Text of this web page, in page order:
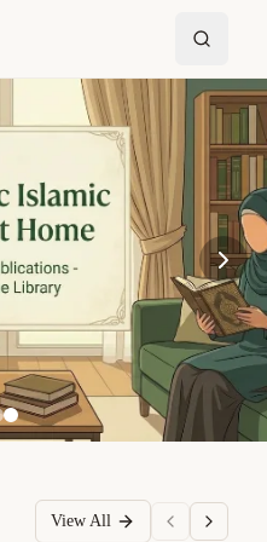
View All